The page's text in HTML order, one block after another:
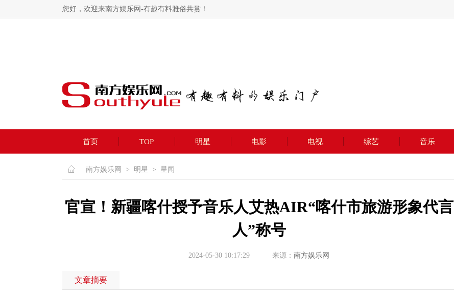
您好，欢迎来南方娱乐网-有趣有料雅俗共赏！
首页 TOP 明星 电影 电视 综艺 音乐
南方娱乐网 > 明星 > 星闻
官宣！新疆喀什授予音乐人艾热AIR“喀什市旅游形象代言
人”称号
2024-05-30 10:17:29 来源： 南方娱乐网
文章摘要